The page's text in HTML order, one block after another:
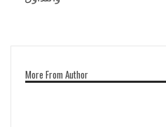
More From Author